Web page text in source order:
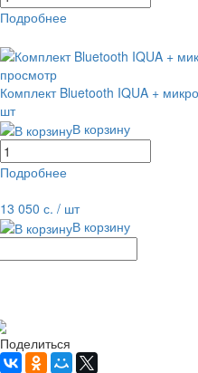
Подробнее
просмотр
Комплект Bluetooth IQUA +
шт
В корзину
Подробнее
13 050 с. / шт
В корзину
Поделиться